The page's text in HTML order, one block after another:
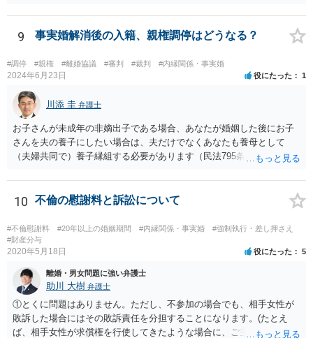
ないと目くじらを立てる依頼者もいそうなので、やはり難点がありま
たり、長期化した場合は追加着手金を請求できるようにしたりして最
悪排除額ベースの成功報酬はもらえなくても気にしないというのが良
いように思っています。 いずれにせよ、どういう形をとるにせよ、支
払う報酬額はあまり変わらないと思いますので、そのとおりに支払っ
ても損にはならないはずです。 基本的に弁護士に1時間動いてもらう
場合の相場は税抜2万円くらいですので、あなたの事件に50時間以上費
やしているのであれば排除額ベースの成功報酬が支払われないと弁護
士にとっては割りの悪い事件ということになるかと存じます。
9 事実婚解消後の入籍、親権調停はどうなる？
#調停 #親権 #離婚協議 #審判 #裁判 #内縁関係・事実婚
2024年6月23日 役にたった 1
川添 圭 弁護士
お子さんが未成年の非嫡出子である場合、あなたが婚姻した後にお子
さんを夫の養子にしたい場合は、夫だけでなくあなたも養母として
（夫婦共同で）養子縁組する必要があります（民法795条本文）。これ
母と子の間が非嫡出子の関係のままではバランスに欠けるためである
と説明されています。 そして、再婚後の養子縁組によって夫婦の共同
親権となった場合は、血縁上の父親からの父を親権者とする協議に代
わる調停及び審判（民法819条5項）は認められないと考えます。 この
点について明確な判例はありませんが、離婚後の親権者変更（民法819
条6項）においては、離婚後に親権者が再婚して元夫婦の子と再婚相手
が養子縁組した場合には、親権者変更の申立ては認められないとする
最高裁判例があり、その判例で述べられている理由は民法819条5項の
場面でも同様であると考えられるからです。
10 不倫の慰謝料と訴訟について
#不倫慰謝料 #20年以上の婚姻期間 #内縁関係・事実婚
#強制執行・差し押さえ
#財産分与
2020年5月18日 役にたった 5
離婚・男女問題に強い弁護士
助川 大樹 弁護士
①とくに問題はありません。ただし、不参加の場合でも、相手女性が
敗訴した場合にはその敗訴責任を分担することになります。(たとえ
ば、相手女性が求償権を行使してきたような場合に、ご主人から、今